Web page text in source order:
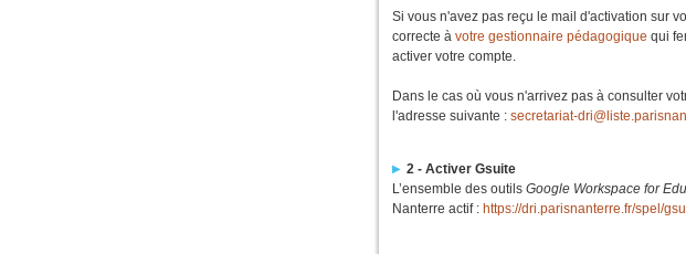
Si vous n'avez pas reçu le mail d'activation sur
correcte àvotre gestionnaire pédagogique qui
activer votre compte.
Dans le cas où vous n'arrivez pas à consulter
l'adresse suivante :secretariat-
2 - Activer Gsuite
L’ensemble des outilsGoogle Workspace for
Nanterre actif : https://dri.parisnanterre.fr/spel/